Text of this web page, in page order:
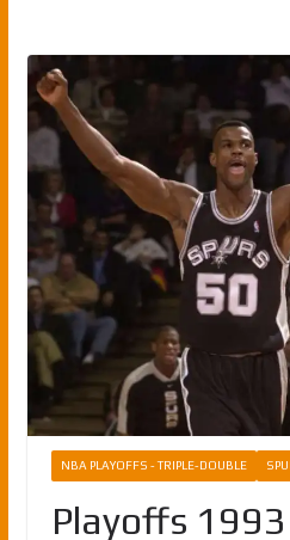
NBA PLAYOFFS - TRIPLE-DOUBLE
Playoffs